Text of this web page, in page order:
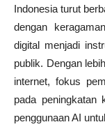
Indonesia turut
dengan
digital menjadi
publik. Dengan
internet, fokus
pada peningkatan
penggunaan AI